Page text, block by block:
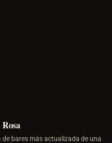
de bares más actualizada de una